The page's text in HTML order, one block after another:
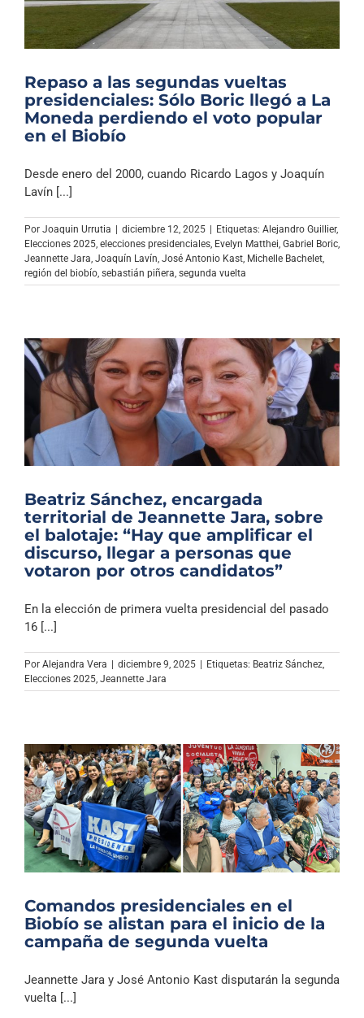
Repaso a las segundas vueltas
presidenciales: Sólo Boric llegó a La
Moneda perdiendo el voto popular
en el Biobío
Desde enero del 2000, cuando Ricardo Lagos y Joaquín
Lavín [...]
Por Joaquin Urrutia | diciembre 12, 2025 | Etiquetas: Alejandro Guillier,
Elecciones 2025 elecciones presidenciales Evelyn Matthei Gabriel Boric
Jeannette Jara Joaquín Lavín José Antonio Kast Michelle Bachelet
región del biobío sebastián piñera segunda vuelta
Beatriz Sánchez, encargada
territorial de Jeannette Jara, sobre
el balotaje: “Hay que amplificar el
discurso, llegar a personas que
votaron por otros candidatos”
En la elección de primera vuelta presidencial del pasado
16 [...]
Por Alejandra Vera diciembre 9, 2025 Etiquetas: Beatriz Sánchez,
Elecciones 2025, Jeannette Jara
Comandos presidenciales en el
Biobío se alistan para el inicio de la
campaña de segunda vuelta
Jeannette Jara y José Antonio Kast disputarán la segunda
vuelta [...]